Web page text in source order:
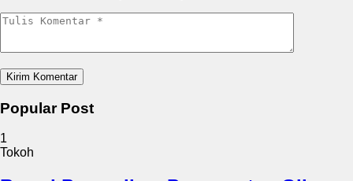
Popular Post
1
Tokoh